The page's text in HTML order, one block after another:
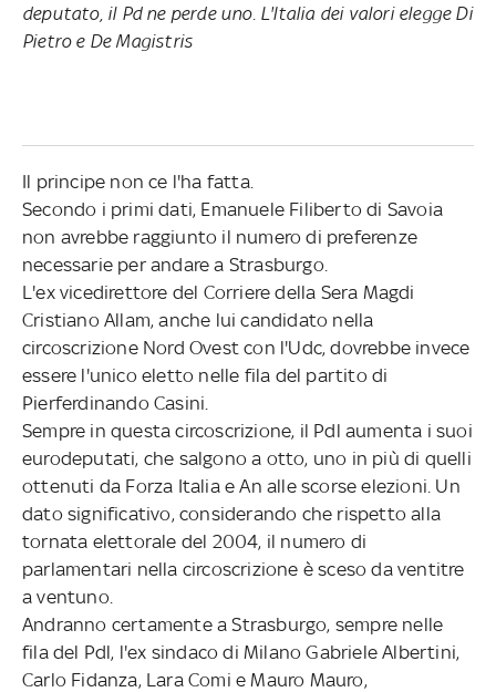
deputato, il Pd ne perde uno. L'Italia dei valori elegge Di
Pietro e De Magistris
Il principe non ce l'ha fatta.
Secondo i primi dati, Emanuele Filiberto di Savoia
non avrebbe raggiunto il numero di preferenze
necessarie per andare a Strasburgo.
L'ex vicedirettore del Corriere della Sera Magdi
Cristiano Allam, anche lui candidato nella
circoscrizione Nord Ovest con l'Udc, dovrebbe invece
essere l'unico eletto nelle fila del partito di
Pierferdinando Casini.
Sempre in questa circoscrizione, il Pdl aumenta i suoi
eurodeputati, che salgono a otto, uno in più di quelli
ottenuti da Forza Italia e An alle scorse elezioni. Un
dato significativo, considerando che rispetto alla
tornata elettorale del 2004, il numero di
parlamentari nella circoscrizione è sceso da ventitre
a ventuno.
Andranno certamente a Strasburgo, sempre nelle
fila del Pdl, l'ex sindaco di Milano Gabriele Albertini,
Carlo Fidanza, Lara Comi e Mauro Mauro,